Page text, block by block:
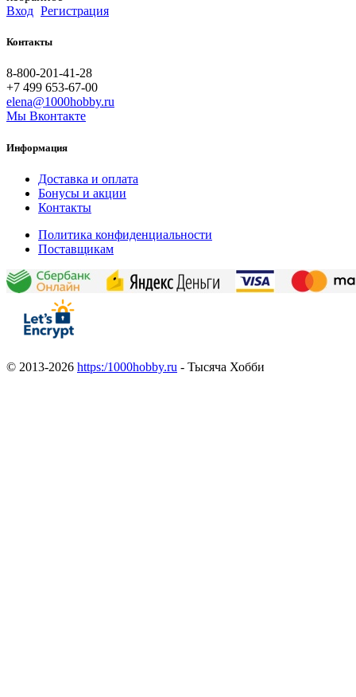
Вход Регистрация
Контакты
8-800-201-41-28
+7 499 653-67-00
elena@1000hobby.ru
Мы Вконтакте
Информация
Доставка и оплата
Бонусы и акции
Контакты
Политика конфиденциальности
Поставщикам
© 2013-2026 https:/1000hobby.ru - Тысяча Хобби